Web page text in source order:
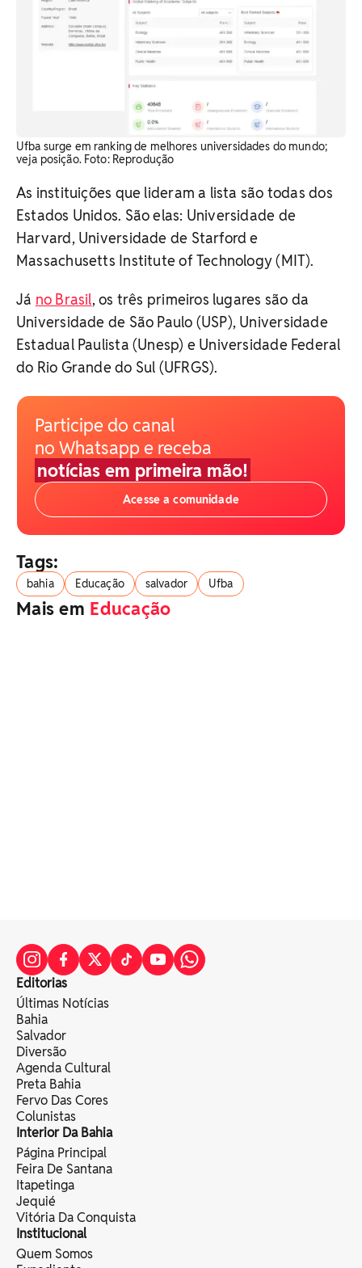
Ufba surge em ranking de melhores universidades do mundo;
veja posição. Foto: Reprodução
As instituições que lideram a lista são todas dos
Estados Unidos. São elas: Universidade de
Harvard, Universidade de Starford e
Massachusetts Institute of Technology (MIT).
Já no Brasil, os três primeiros lugares são da
Universidade de São Paulo (USP), Universidade
Estadual Paulista (Unesp) e Universidade Federal
do Rio Grande do Sul (UFRGS).
Participe do canal
no Whatsapp e receba
notícias em primeira mão!
Acesse a comunidade
Tags:
bahia Educação salvador Ufba
Mais em Educação
Editorias
Últimas Notícias
Bahia
Salvador
Diversão
Agenda Cultural
Preta Bahia
Fervo Das Cores
Colunistas
Interior Da Bahia
Página Principal
Feira De Santana
Itapetinga
Jequié
Vitória Da Conquista
Institucional
Quem Somos